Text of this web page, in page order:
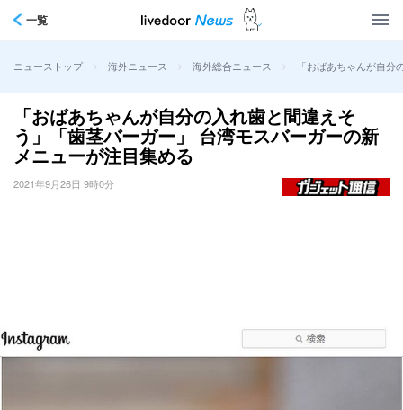
一覧
ニューストップ > 海外ニュース > 海外総合ニュース > 「おばあちゃんが自
「おばあちゃんが自分の入れ歯と間違えそ
う」「歯茎バーガー」 台湾モスバーガーの新
メニューが注目集める
2021年9月26日 9時0分